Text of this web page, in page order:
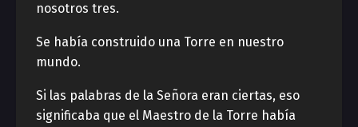
nosotros tres.
Se había construido una Torre en nuestro
mundo.
Si las palabras de la Señora eran ciertas, eso
significaba que el Maestro de la Torre había